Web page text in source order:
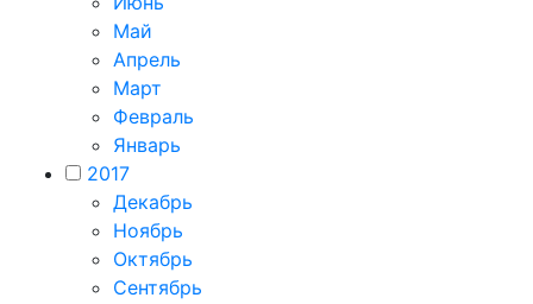
Май
Апрель
Март
Февраль
Январь
2017
Декабрь
Ноябрь
Октябрь
Сентябрь